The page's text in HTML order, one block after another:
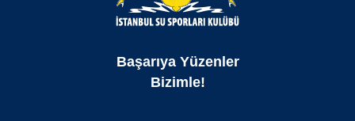
Başarıya Yüzenler
Bizimle!